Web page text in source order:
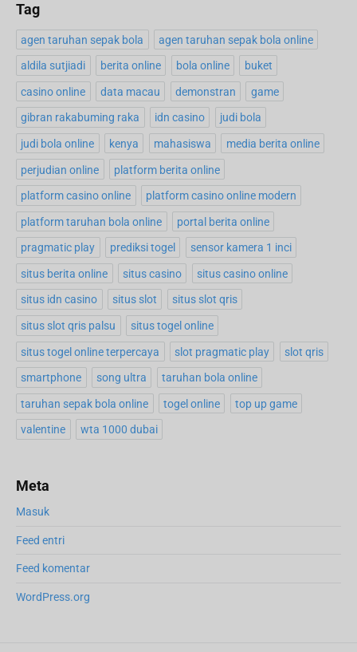
Tag
agen taruhan sepak bola agen taruhan sepak bola online
aldila sutjiadi berita online bola online buket
casino online data macau demonstran game
gibran rakabuming raka idn casino judi bola
judi bola online kenya mahasiswa media berita online
perjudian online platform berita online
platform casino online platform casino online modern
platform taruhan bola online portal berita online
pragmatic play prediksi togel sensor kamera 1 inci
situs berita online situs casino situs casino online
situs idn casino situs slot situs slot qris
situs slot qris palsu situs togel online
situs togel online terpercaya slot pragmatic play slot qris
smartphone song ultra taruhan bola online
taruhan sepak bola online togel online top up game
valentine wta 1000 dubai
Meta
Masuk
Feed entri
Feed komentar
WordPress.org